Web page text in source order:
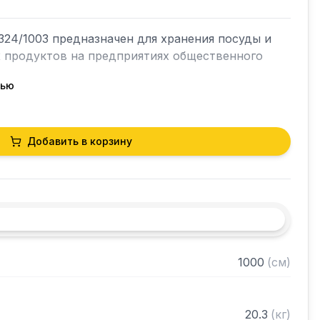
1003 предназначен для хранения посуды и
на предприятиях общественного
разборный
нержавеющей стали марки AISI 430 толщиной
регулируемое с шагом 50 мм
разобранном виде
Добавить в корзину
1000 (см)
20.3 (кг)